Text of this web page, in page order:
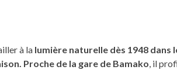
à la lumière naturelle dès 1948 dans
Proche de la gare de Bamako, il